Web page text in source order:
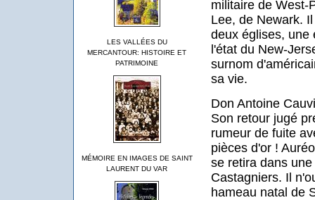
LES VALLÉES DU
MERCANTOUR: HISTOIRE ET
PATRIMOINE
MÉMOIRE EN IMAGES DE SAINT
LAURENT DU VAR
militaire de West-
Lee, de Newark.
deux églises, une
l'état du New-
surnom
sa vie.
Don Antoine
Son retour jugé
rumeur de fuite
pièces d'or !
se retira dans
Castagniers. Il
hameau natal de